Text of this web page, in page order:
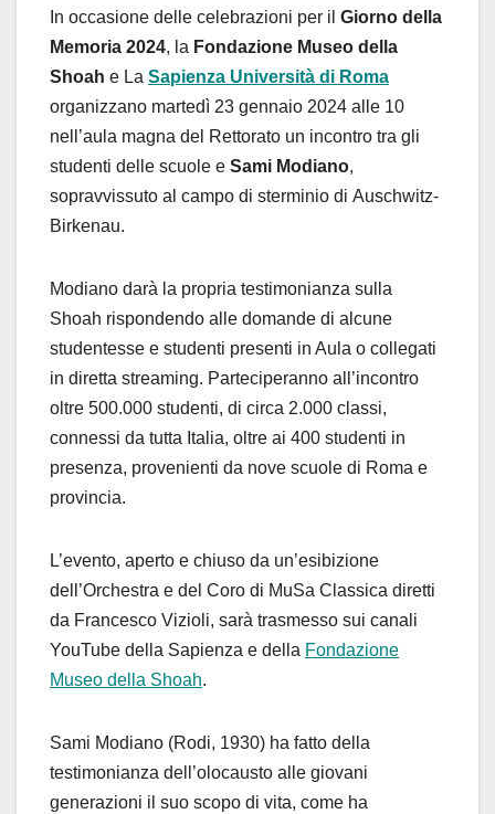
In occasione delle celebrazioni per il Giorno della
Memoria 2024, la Fondazione Museo della
Shoah e La Sapienza Università di Roma
organizzano martedì 23 gennaio 2024 alle 10
nell’aula magna del Rettorato un incontro tra gli
studenti delle scuole e Sami Modiano,
sopravvissuto al campo di sterminio di Auschwitz-
Birkenau.
Modiano darà la propria testimonianza sulla
Shoah rispondendo alle domande di alcune
studentesse e studenti presenti in Aula o collegati
in diretta streaming. Parteciperanno all’incontro
oltre 500.000 studenti, di circa 2.000 classi,
connessi da tutta Italia, oltre ai 400 studenti in
presenza, provenienti da nove scuole di Roma e
provincia.
L’evento, aperto e chiuso da un’esibizione
dell’Orchestra e del Coro di MuSa Classica diretti
da Francesco Vizioli, sarà trasmesso sui canali
YouTube della Sapienza e della Fondazione
Museo della Shoah.
Sami Modiano (Rodi, 1930) ha fatto della
testimonianza dell’olocausto alle giovani
generazioni il suo scopo di vita, come ha